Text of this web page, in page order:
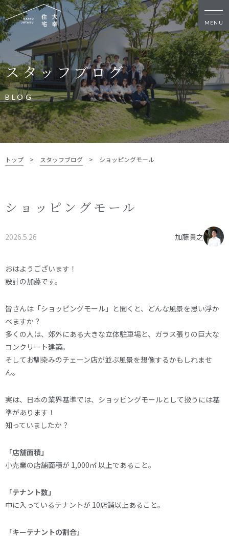
TEL. 0574-60-1161
受付時間：9:00～17:00
新築・リノベをお考えの方
家づくりの考え方
家づくりの流れ
施工事例
イベント
お客様の声
モデルハウス
リフォーム・リノベーション
土地をお探しの方
スタッフブログ
お知らせ
オーナー様へ
資料請求・お問い合わせ
スタッフブログ
BLOG
トップ > スタッフブログ > ショッピングモール
ショッピングモール
2026.5.26 加藤貴之
おはようございます！
設計の加藤です。
皆さんは「ショッピングモール」と聞くと、どんな風景を思い浮か
べますか？
多くの人は、郊外にある大きな立体駐車場と、ガラス張りの巨大な
コンクリート建築。
そしてお馴染みのチェーン店が並ぶ風景を想像するかもしれませ
ん。
実は、日本の業界基準では、ショッピングモールとして扱うには基
準があります！
知っていましたか？
「店舗面積」
小売業の店舗面積が 1,000㎡ 以上であること。
「テナント数」
中に入っているテナントが 10店舗以上あること。
「キーテナントの割合」